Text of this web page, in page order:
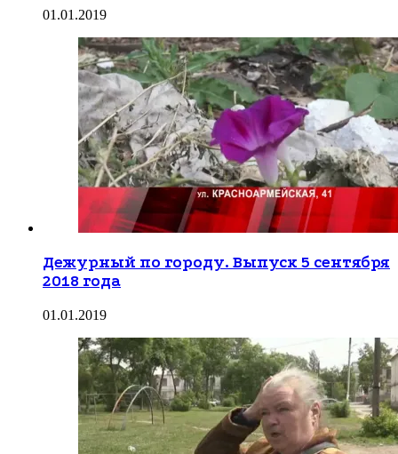
01.01.2019
Дежурный по городу. Выпуск 5 сентября
2018 года
01.01.2019